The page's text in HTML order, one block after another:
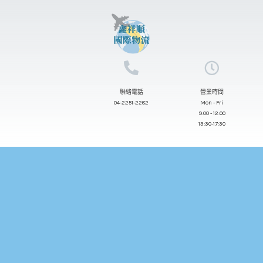
聯絡電話
04-2251-2282
營業時間
Mon - Fri
9:00 - 12:00
13:30-17:30